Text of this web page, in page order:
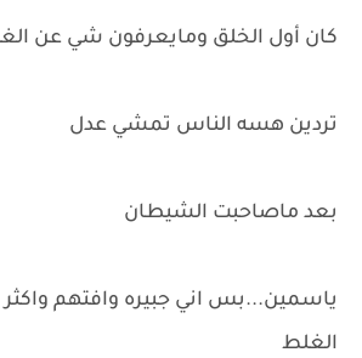
كان أول الخلق ومايعرفون شي عن
تردين هسه الناس تمشي عدل
بعد ماصاحبت الشيطان
ياسمين...بس اني جبيره وافتهم
الغلط